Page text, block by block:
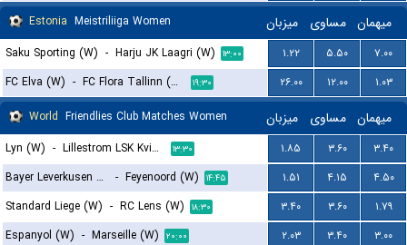
Estonia Meistriliiga Women میزبان مساوی میهمان
Saku Sporting (W) - Harju JK Laagri (W) ۱۳:۰۰ ۱.۲۲ ۵.۵۰
۷.۰۰
FC Elva (W) - FC Flora Tallinn (W) ۱۹:۳۰ ۲۶.۰۰ ۱۲.۰۰
۱.۰۳
World Friendlies Club Matches Women میزبان مساوی میهمان
Lyn (W) - Lillestrom LSK Kvinner (W) ۱۳:۳۰ ۱.۸۵ ۳.۶۰
۳.۴۰
Bayer Leverkusen (W)
- Feyenoord (W) ۱۴:۴۵ ۱.۵۱ ۴.۱۵
۴.۵۰
Standard Liege (W) - RC Lens (W) ۱۸:۳۰ ۳.۴۰ ۳.۶۰
۱.۷۹
Espanyol (W) - Marseille (W) ۲۰:۰۰ ۲.۰۳ ۳.۴۰
۳.۰۰